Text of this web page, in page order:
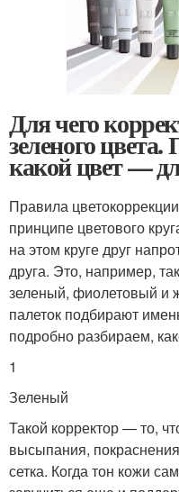
Для чего
зеленого
какой цвет —
Правила
принципе цветового
на этом круге друг
друга. Это, например,
зеленый, фиолетовый и
палеток подбирают
подробно разбираем,
1
Зеленый
Такой корректор — то,
высыпания,
сетка. Когда тон кожи